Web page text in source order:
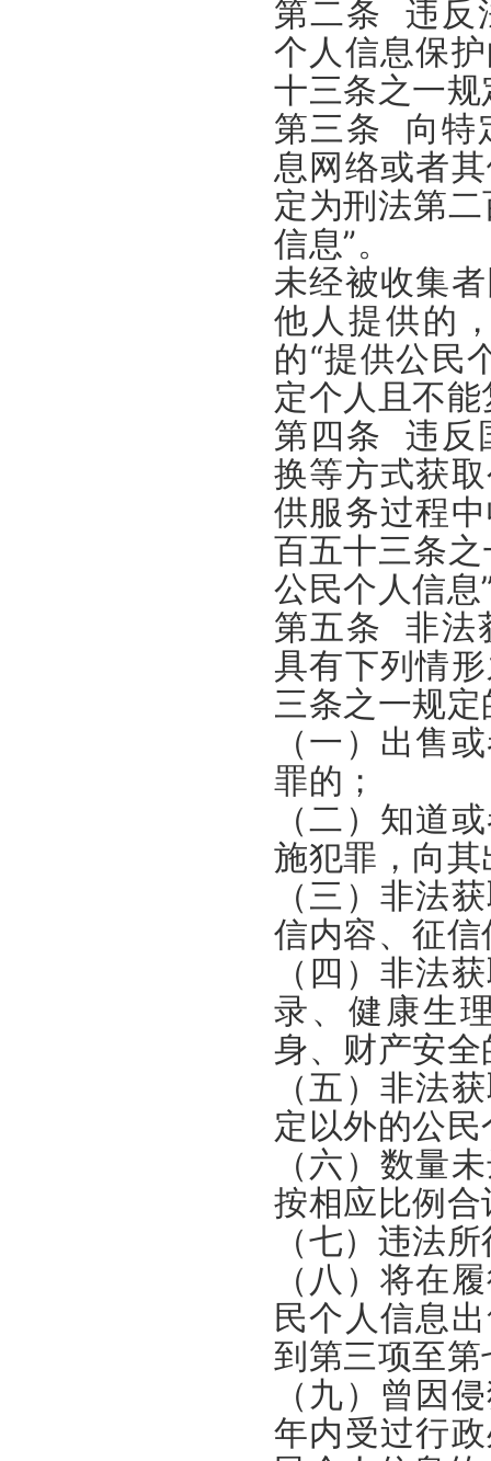
第二条 违反
个人信息保
十三条之一规
第三条 向特
息网络或者
定为刑法第
信息”。
未经被收集
他人提供的
的“提供公民
定个人且不
第四条 违反
换等方式获
供服务过程
百五十三条
公民个人信息
第五条 非法
具有下列情
三条之一规定
（一）出售
罪的；
（二）知道
施犯罪，向
（三）非法
信内容、征
（四）非法
录、健康生
身、财产安
（五）非法
定以外的公
（六）数量
按相应比例
（七）违法
（八）将在
民个人信息
到第三项至
（九）曾因
年内受过行